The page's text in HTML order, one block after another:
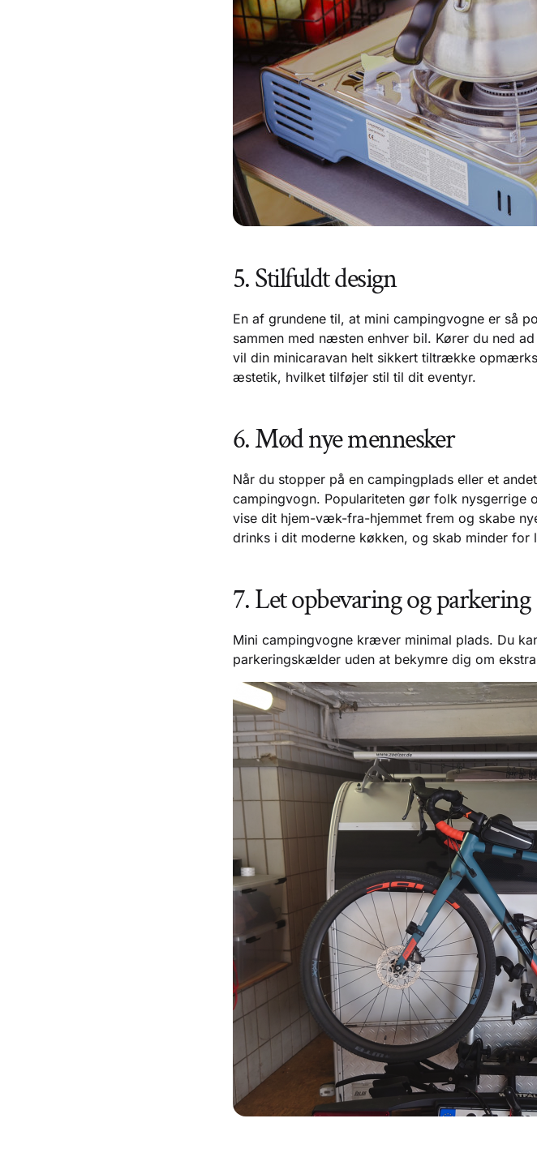
5. Stilfuldt design
En af grundene til, at mini campingvogne er så
sammen med næsten enhver bil. Kører du ned
vil din minicaravan helt sikkert tiltrække
æstetik, hvilket tilføjer stil til dit eventyr.
6. Mød nye mennesker
Når du stopper på en campingplads eller et
campingvogn. Populariteten gør folk nysgerrige
vise dit hjem-væk-fra-hjemmet frem og skabe
drinks i dit moderne køkken, og skab minder for
7. Let opbevaring og parkering
Mini campingvogne kræver minimal plads. Du
parkeringskælder uden at bekymre dig om